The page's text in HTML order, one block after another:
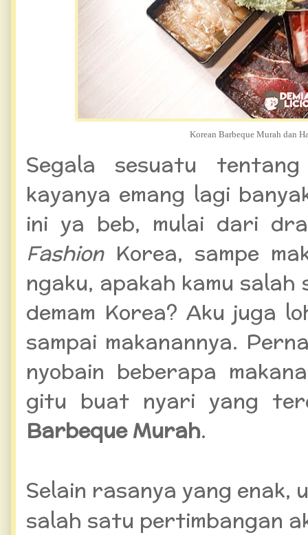
Korean Barbeque Murah dan
Segala sesuatu
kayanya emang lagi
ini ya beb, mulai dari
Fashion Korea, sampe
ngaku, apakah kamu
demam Korea? Aku juga
sampai makanannya.
nyobain beberapa
gitu buat nyari yang
Barbeque Murah.
Selain rasanya yang enak,
salah satu pertimbangan